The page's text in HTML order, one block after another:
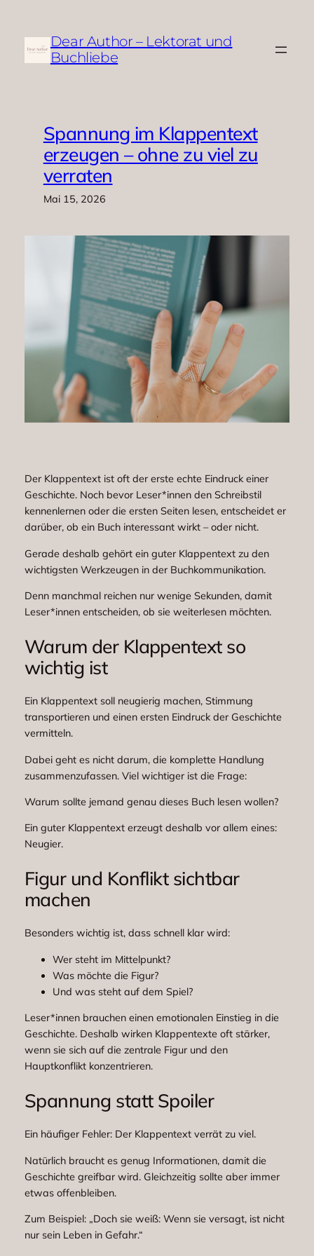
springen Dear Author – Lektorat und
Buchliebe
Spannung im Klappentext
erzeugen – ohne zu viel zu
verraten
Mai 15, 2026
Der Klappentext ist oft der erste echte Eindruck einer
Geschichte. Noch bevor Leser*innen den Schreibstil
kennenlernen oder die ersten Seiten lesen, entscheidet er
darüber, ob ein Buch interessant wirkt – oder nicht.
Gerade deshalb gehört ein guter Klappentext zu den
wichtigsten Werkzeugen in der Buchkommunikation.
Denn manchmal reichen nur wenige Sekunden, damit
Leser*innen entscheiden, ob sie weiterlesen möchten.
Warum der Klappentext so
wichtig ist
Ein Klappentext soll neugierig machen, Stimmung
transportieren und einen ersten Eindruck der Geschichte
vermitteln.
Dabei geht es nicht darum, die komplette Handlung
zusammenzufassen. Viel wichtiger ist die Frage:
Warum sollte jemand genau dieses Buch lesen wollen?
Ein guter Klappentext erzeugt deshalb vor allem eines:
Neugier.
Figur und Konflikt sichtbar
machen
Besonders wichtig ist, dass schnell klar wird:
Wer steht im Mittelpunkt?
Was möchte die Figur?
Und was steht auf dem Spiel?
Leser*innen brauchen einen emotionalen Einstieg in die
Geschichte. Deshalb wirken Klappentexte oft stärker,
wenn sie sich auf die zentrale Figur und den
Hauptkonflikt konzentrieren.
Spannung statt Spoiler
Ein häufiger Fehler: Der Klappentext verrät zu viel.
Natürlich braucht es genug Informationen, damit die
Geschichte greifbar wird. Gleichzeitig sollte aber immer
etwas offenbleiben.
Zum Beispiel: „Doch sie weiß: Wenn sie versagt, ist nicht
nur sein Leben in Gefahr.“